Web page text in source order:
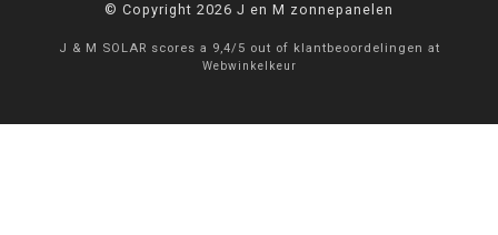
© Copyright 2026 J en M zonnepanelen
J & M SOLAR scores a 9,4/ 5 out of klantbeoordelingen at
Webwinkelkeur